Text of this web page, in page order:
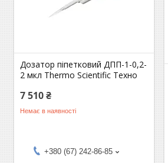
Дозатор піпетковий ДПП-1-0,2-
2 мкл Thermo Scientific Техно
7 510 ₴
Немає в наявності
+380 (67) 242-86-85